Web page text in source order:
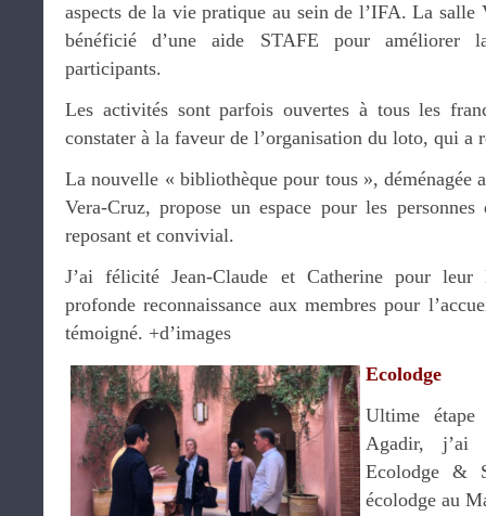
aspects de la vie pratique au sein de l’IFA. La salle
bénéficié d’une aide STAFE pour améliorer
participants.
Les activités sont parfois ouvertes à tous les
constater à la faveur de l’organisation du loto, qui a
La nouvelle « bibliothèque pour tous », déménagée
Vera-Cruz, propose un espace pour les
reposant et convivial.
J’ai félicité Jean-Claude et Catherine pour leur
profonde reconnaissance aux membres pour
témoigné. +d’images
Ecolodge
Ultime
Agadir, j’ai
Ecolodge &
écolodge au